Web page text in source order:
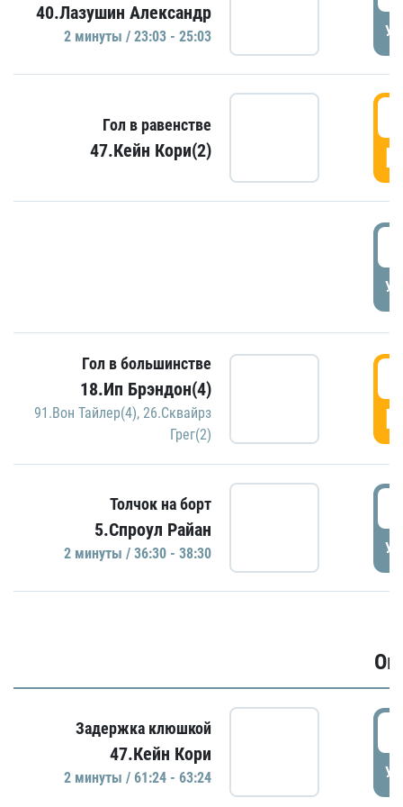
40.Лазушин Александр
2 минуты / 23:03 - 25:03
Гол в равенстве
47.Кейн Кори(2)
Гол в большинстве
18.Ип Брэндон(4)
91.Вон Тайлер(4), 26.Сквайрз
Грег(2)
Толчок на борт
5.Спроул Райан
2 минуты / 36:30 - 38:30
Задержка клюшкой
47.Кейн Кори
2 минуты / 61:24 - 63:24